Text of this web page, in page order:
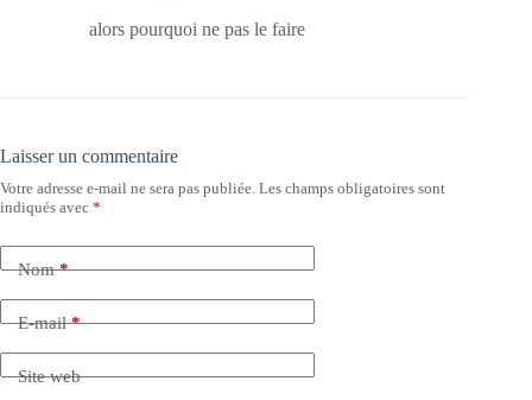
alors pourquoi ne pas le faire
Laisser un commentaire
Votre adresse e-mail ne sera pas publiée. Les champs obligatoires sont
indiqués avec *
Nom*
E-mail*
Site web